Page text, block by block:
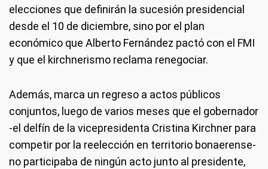
elecciones que definirán la sucesión presidencial
desde el 10 de diciembre, sino por el plan
económico que Alberto Fernández pactó con el FMI
y que el kirchnerismo reclama renegociar.
Además, marca un regreso a actos públicos
conjuntos, luego de varios meses que el gobernador
-el delfín de la vicepresidenta Cristina Kirchner para
competir por la reelección en territorio bonaerense-
no participaba de ningún acto junto al presidente,